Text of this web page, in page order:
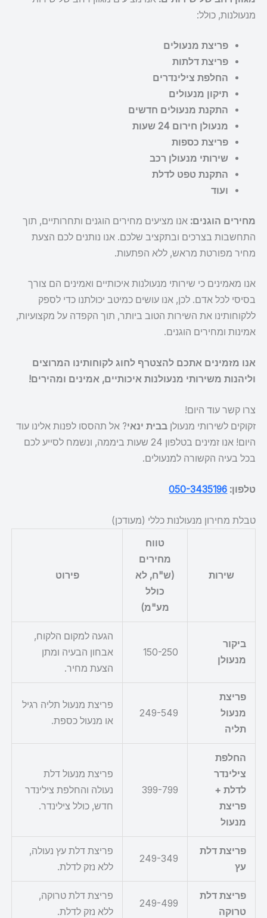
מנעולנות, כולל:
פריצת מנעולים
פריצת דלתות
החלפת צילינדרים
תיקון מנעולים
התקנת מנעולים חדשים
מנעולן חירום 24 שעות
פריצת כספות
שירותי מנעולן רכב
התקנת טפט לדלת
ועוד
מחירים הוגנים: אנו מציעים מחירים הוגנים ותחרותיים, תוך
התחשבות בצרכים ובתקציב שלכם. אנו נותנים לכם הצעת
מחיר מפורטת מראש, ללא הפתעות.
אנו מאמינים כי שירותי מנעולנות איכותיים ואמינים הם צורך
בסיסי לכל אדם. לכן, אנו עושים כמיטב יכולתנו כדי לספק
ללקוחותינו את השירות הטוב ביותר, תוך הקפדה על מקצועיות,
אמינות ומחירים הוגנים.
אנו מזמינים אתכם להצטרף לחוג לקוחותינו המרוצים
וליהנות משירותי מנעולנות איכותיים, אמינים ומהירים!
צרו קשר עוד היום!
זקוקים לשירותי מנעולן בבית ינאי? אל תהססו לפנות אלינו עוד
היום! אנו זמינים בטלפון 24 שעות ביממה, ונשמח לסייע לכם
בכל בעיה הקשורה למנעולים.
טלפון: 050-3435196
טבלת מחירון מנעולנות כללי (מעודכן)
שירות
טווח
מחירים
(ש"ח, לא
כולל
מע"מ)
פירוט
ביקור
מנעולן
150-250
הגעה למקום הלקוח,
אבחון הבעיה ומתן
הצעת מחיר.
פריצת
מנעול
תליה
249-549
פריצת מנעול תליה רגיל
או מנעול כספת.
החלפת
צילינדר
לדלת +
פריצת
מנעול
399-799
פריצת מנעול דלת
נעולה והחלפת צילינדר
חדש, כולל צילינדר.
פריצת דלת
עץ
249-349
פריצת דלת עץ נעולה,
ללא נזק לדלת.
פריצת דלת
טרוקה
249-499
פריצת דלת טרוקה,
ללא נזק לדלת.